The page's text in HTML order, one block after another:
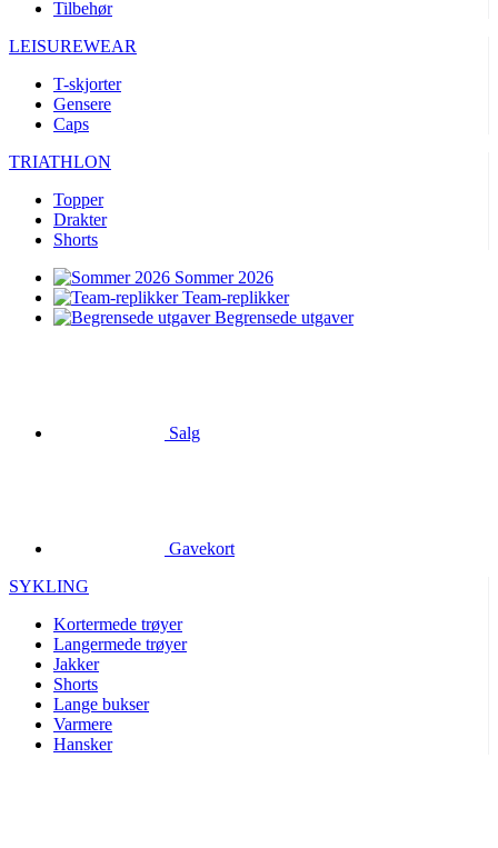
Tilbehør
LEISUREWEAR
T-skjorter
Gensere
Caps
TRIATHLON
Topper
Drakter
Shorts
Sommer 2026
Team-replikker
Begrensede utgaver
Langermede trøyer
Shorts
Varmere
Hansker